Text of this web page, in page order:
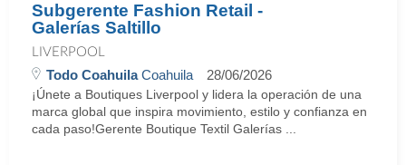
Subgerente Fashion Retail -
Galerías Saltillo
LIVERPOOL
Todo CoahuilaCoahuila 28/06/2026
¡Únete a Boutiques Liverpool y lidera la operación de una
marca global que inspira movimiento, estilo y confianza en
cada paso!Gerente Boutique Textil Galerías ...